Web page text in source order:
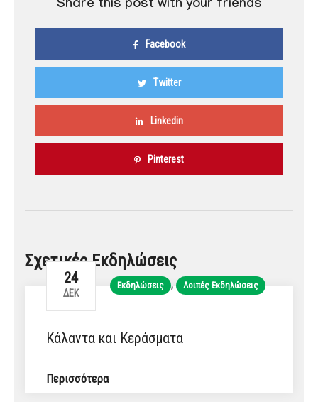
Share this post with your friends
Facebook
Twitter
Linkedin
Pinterest
Σχετικές Εκδηλώσεις
24
ΔΕΚ
Εκδηλώσεις , Λοιπές Εκδηλώσεις
Κάλαντα και Κεράσματα
Περισσότερα